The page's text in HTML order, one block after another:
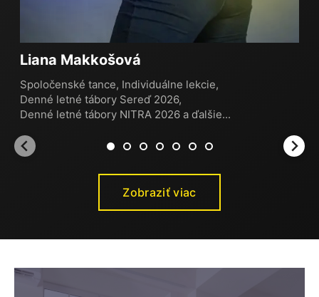
Liana Makkošová
Spoločenské tance, Individuálne lekcie,
Denné letné tábory Sereď 2026,
Denné letné tábory NITRA 2026 a ďalšie...
Zobraziť viac